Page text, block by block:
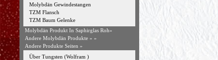
Molybdän Gewindestangen
TZM Flansch
TZM Baum Gelenke
Molybdän Produkt In Saphirglas Roh»
Andere Molybdän Produkte » »
Andere Produkte Seiten »
Über Tungsten (Wolfram )